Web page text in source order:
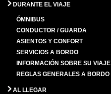
DURANTE EL VIAJE
ÓMNIBUS
CONDUCTOR / GUARDA
ASIENTOS Y CONFORT
SERVICIOS A BORDO
INFORMACIÓN SOBRE SU VIAJE
REGLAS GENERALES A BORDO
AL LLEGAR